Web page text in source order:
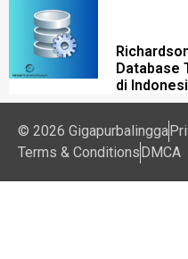
Database
di
© 2026 Gigapurbalingga
Terms & Conditions DMCA